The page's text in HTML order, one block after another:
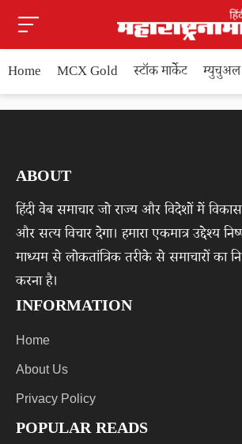
Home MCX Gold स्टॉक मार्केट
ABOUT
हिंदी वेब समाचार जो राज्य और विदेशों में
और सत्य विचार देगा। हमारा एकमात्र उद्देश्य
माध्यम से लोकतांत्रिक तरीके से समाचारों का
करना है।
INFORMATION
Home
About Us
Privacy Policy
POPULAR READS